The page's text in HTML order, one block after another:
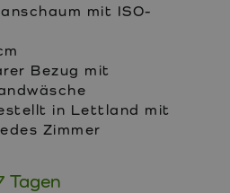
mit ISO-
Bezug mit
in Lettland mit
Zimmer
Tagen